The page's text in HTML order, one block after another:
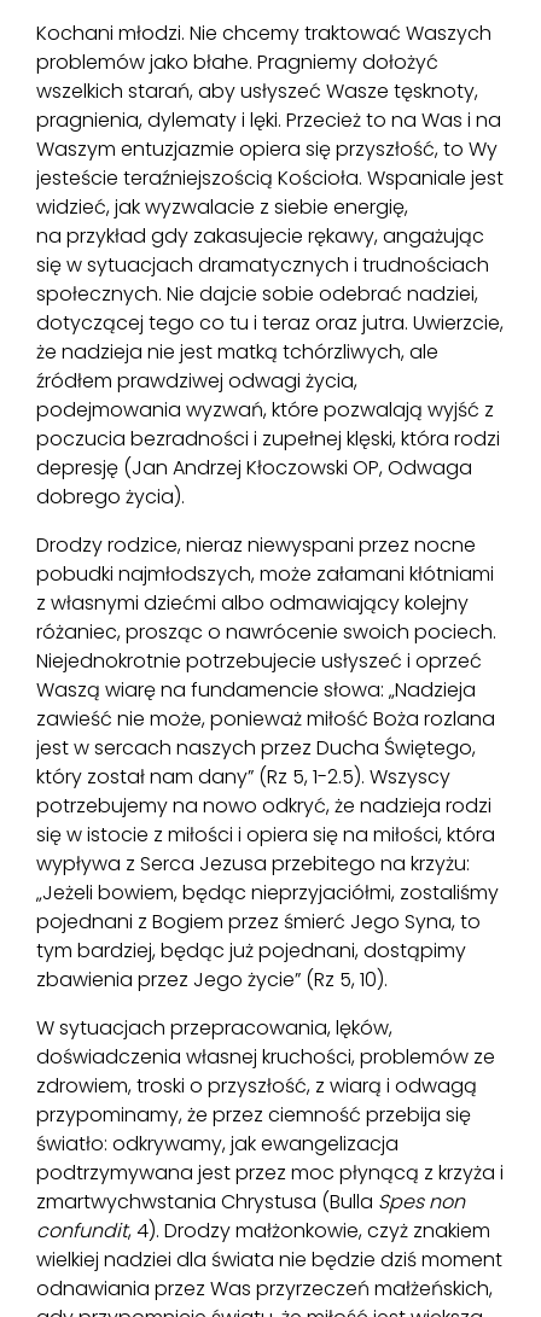
Kochani młodzi. Nie chcemy traktować Waszych
problemów jako błahe. Pragniemy dołożyć
wszelkich starań, aby usłyszeć Wasze tęsknoty,
pragnienia, dylematy i lęki. Przecież to na Was i na
Waszym entuzjazmie opiera się przyszłość, to Wy
jesteście teraźniejszością Kościoła. Wspaniale jest
widzieć, jak wyzwalacie z siebie energię,
na przykład gdy zakasujecie rękawy, angażując
się w sytuacjach dramatycznych i trudnościach
społecznych. Nie dajcie sobie odebrać nadziei,
dotyczącej tego co tu i teraz oraz jutra. Uwierzcie,
że nadzieja nie jest matką tchórzliwych, ale
źródłem prawdziwej odwagi życia,
podejmowania wyzwań, które pozwalają wyjść z
poczucia bezradności i zupełnej klęski, która rodzi
depresję (Jan Andrzej Kłoczowski OP, Odwaga
dobrego życia).
Drodzy rodzice, nieraz niewyspani przez nocne
pobudki najmłodszych, może załamani kłótniami
z własnymi dziećmi albo odmawiający kolejny
różaniec, prosząc o nawrócenie swoich pociech.
Niejednokrotnie potrzebujecie usłyszeć i oprzeć
Waszą wiarę na fundamencie słowa: „Nadzieja
zawieść nie może, ponieważ miłość Boża rozlana
jest w sercach naszych przez Ducha Świętego,
który został nam dany” (Rz 5, 1-2.5). Wszyscy
potrzebujemy na nowo odkryć, że nadzieja rodzi
się w istocie z miłości i opiera się na miłości, która
wypływa z Serca Jezusa przebitego na krzyżu:
„Jeżeli bowiem, będąc nieprzyjaciółmi, zostaliśmy
pojednani z Bogiem przez śmierć Jego Syna, to
tym bardziej, będąc już pojednani, dostąpimy
zbawienia przez Jego życie” (Rz 5, 10).
W sytuacjach przepracowania, lęków,
doświadczenia własnej kruchości, problemów ze
zdrowiem, troski o przyszłość, z wiarą i odwagą
przypominamy, że przez ciemność przebija się
światło: odkrywamy, jak ewangelizacja
podtrzymywana jest przez moc płynącą z krzyża i
zmartwychwstania Chrystusa (Bulla Spes non
confundit, 4). Drodzy małżonkowie, czyż znakiem
wielkiej nadziei dla świata nie będzie dziś moment
odnawiania przez Was przyrzeczeń małżeńskich,